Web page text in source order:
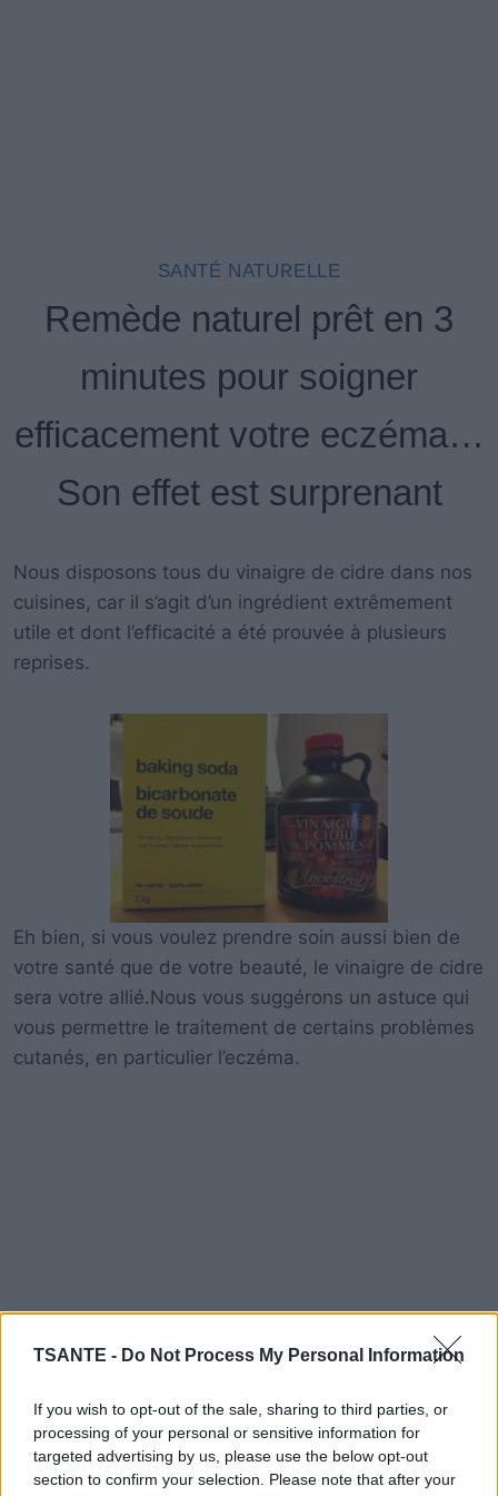
TSANTE - Do Not Process My Personal Information
If you wish to opt-out of the sale, sharing to third parties, or
processing of your personal or sensitive information for
targeted advertising by us, please use the below opt-out
section to confirm your selection. Please note that after your
SANTÉ NATURELLE
Remède naturel prêt en 3
minutes pour soigner
efficacement votre eczéma…
Son effet est surprenant
Nous disposons tous du vinaigre de cidre dans nos
cuisines, car il s’agit d’un ingrédient extrêmement
utile et dont l’efficacité a été prouvée à plusieurs
reprises.
Eh bien, si vous voulez prendre soin aussi bien de
votre santé que de votre beauté, le vinaigre de cidre
sera votre allié.Nous vous suggérons un astuce qui
vous permettre le traitement de certains problèmes
cutanés, en particulier l’eczéma.